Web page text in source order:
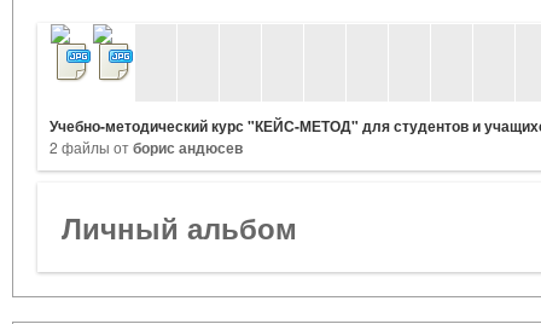
Учебно-методический курс "КЕЙС-МЕТОД" для студентов и
2 файлы отборис андюсев
Личный альбом